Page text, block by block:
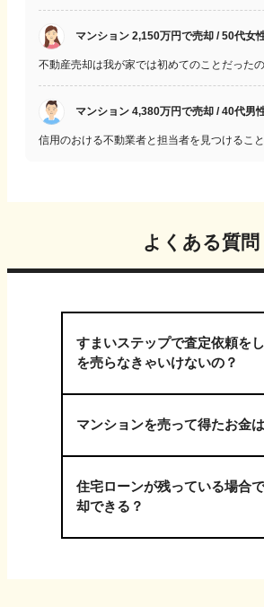
マンション 2,150万円で売却 / 50代女
マンション 4,380万円で売却 / 40代男
よくある質問
すまいステップで査定依頼を
を売らなきゃいけないの？
マンションを売って得たお金
住宅ローンが残っている場合
却できる？